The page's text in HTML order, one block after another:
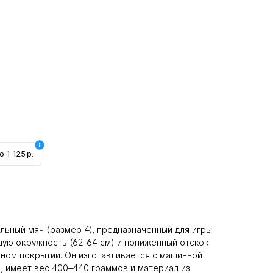
1 125 р.
мяч (размер 4), предназначенный для игры
окружность (62–64 см) и пониженный отскок
покрытии. Он изготавливается с машинной
имеет вес 400–440 граммов и материал из